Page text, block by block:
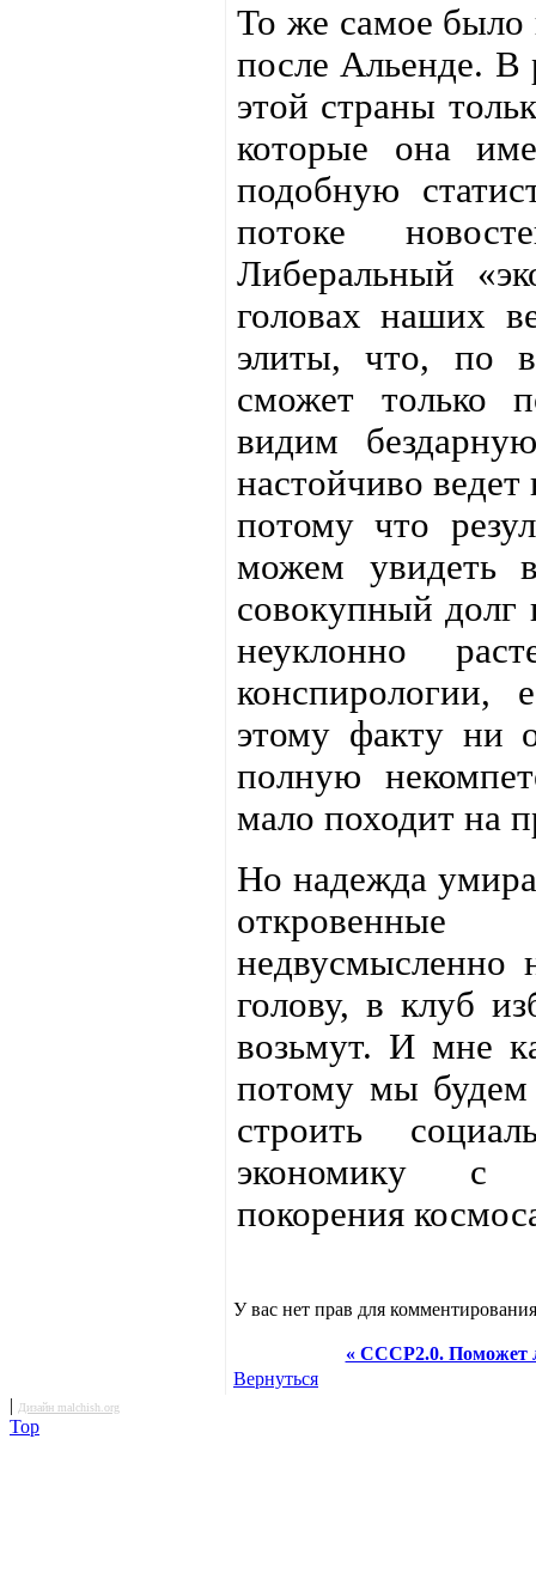
То же самое было
после Альенде. В
этой страны
которые она
подобную
потоке
Либеральный
головах наших
элиты, что, по
сможет только
видим
настойчиво
потому что
можем
совокупный долг
неуклонно
конспирологии,
этому факту ни
полную
мало походит на
Но надежда
недвусмысленно
голову, в клуб
возьмут. И мне
потому мы будем
строить
экономику с
покорения
У вас нет прав для
« СССР2.0. Поможет
Вернуться
| Дизайн malchish.org
Top